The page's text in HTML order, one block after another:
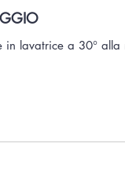
in lavatrice a 30° alla